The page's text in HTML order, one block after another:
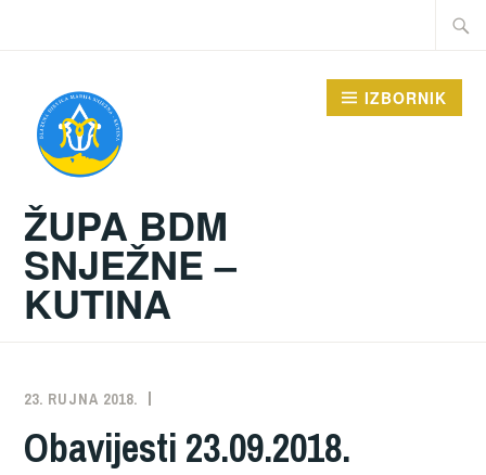
Traži:
ŽUPA BDM
SNJEŽNE –
KUTINA
IZBORNIK
23. RUJNA 2018.
Obavijesti 23.09.2018.